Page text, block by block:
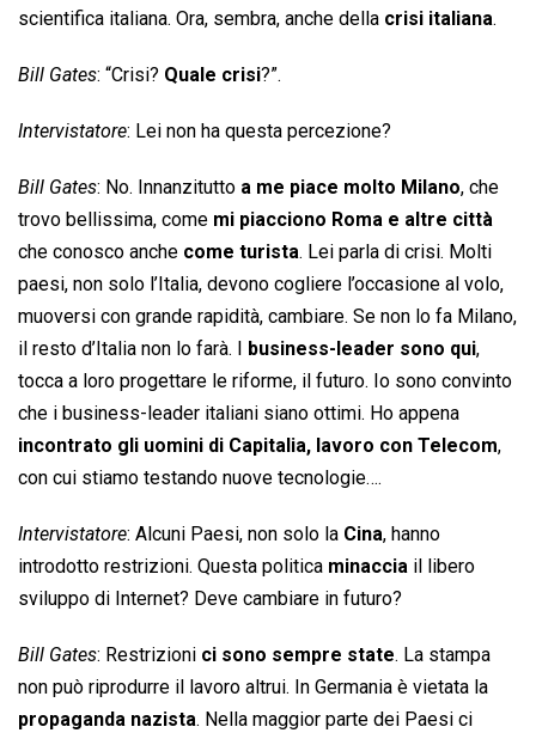
scientifica italiana. Ora, sembra, anche della crisi italiana.
Bill Gates: “Crisi? Quale crisi?”.
Intervistatore: Lei non ha questa percezione?
Bill Gates: No. Innanzitutto a me piace molto Milano, che
trovo bellissima, come mi piacciono Roma e altre città
che conosco anche come turista. Lei parla di crisi. Molti
paesi, non solo l’Italia, devono cogliere l’occasione al volo,
muoversi con grande rapidità, cambiare. Se non lo fa Milano,
il resto d’Italia non lo farà. I
business-leader sono qui,
tocca a loro progettare le riforme, il futuro. Io sono convinto
che i business-leader italiani siano ottimi. Ho appena
incontrato gli uomini di Capitalia, lavoro con Telecom,
con cui stiamo testando nuove tecnologie….
Intervistatore: Alcuni Paesi, non solo la Cina, hanno
introdotto restrizioni. Questa politica minaccia il libero
sviluppo di Internet? Deve cambiare in futuro?
Bill Gates: Restrizioni ci sono sempre state. La stampa
non può riprodurre il lavoro altrui. In Germania è vietata la
propaganda nazista. Nella maggior parte dei Paesi ci